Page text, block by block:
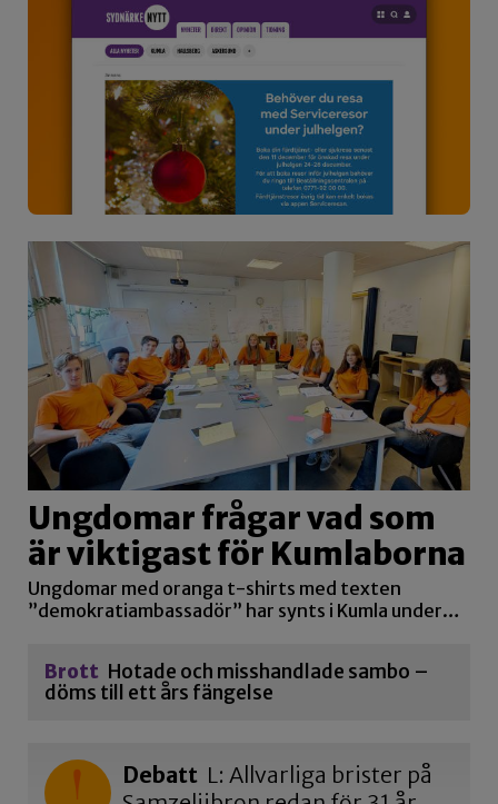
Ungdomar frågar vad som
är viktigast för Kumlaborna
Ungdomar med oranga t-shirts med texten
”demokratiambassadör” har synts i Kumla under…
Brott Hotade och misshandlade sambo –
döms till ett års fängelse
Debatt L: Allvarliga brister på